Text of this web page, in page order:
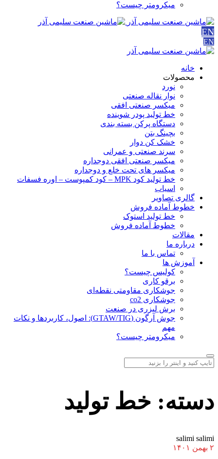
میکرومتر چیست؟
EN
EN
خانه
محصولات
نورد
نوار نقاله صنعتی
ميكسر صنعتی افقی
خط تولید پودر شوينده
دستگاه پرکن بسته بندی
بچينگ بتن
خشک کن دوار
سرند صنعتی و عمرانی
میکسر صنعتی افقی دوجداره
میکسر های تحت خلع و دوجداره
خط تولید کود MPK – کود کمپوست – اوره فسفات
اسیاب
گالری تصاویر
خطوط آماده فروش
خط تولید استوک
خطوط آماده فروش
مقالات
درباره ما
تماس با ما
آموزش ها
کولیس چیست؟
برقو کاری
جوشکاری مقاومتی نقطه‌ای
جوشکاری co2
برش لیزری در صنعت
جوش آرگون (GTAW/TIG): اصول، کاربردها و نکات
مهم
میکرومتر چیست؟
دسته: خط تولید
salimi salimi
۲ بهمن ۱۴۰۱